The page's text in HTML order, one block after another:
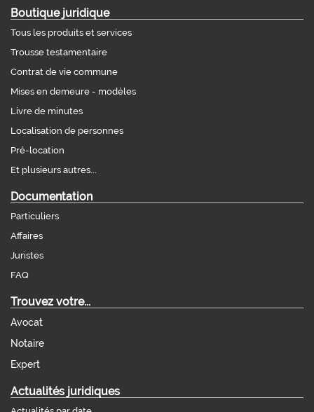
Boutique juridique
Tous les produits et services
Trousse testamentaire
Contrat de vie commune
Mises en demeure - modèles
Livre de minutes
Localisation de personnes
Pré-location
Et plusieurs autres...
Documentation
Particuliers
Affaires
Juristes
FAQ
Trouvez votre...
Avocat
Notaire
Expert
Actualités juridiques